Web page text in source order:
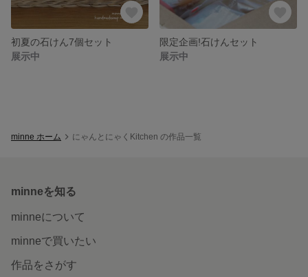
初夏の石けん7個セット
展示中
限定企画!石けんセット
展示中
minne ホーム にゃんとにゃくKitchen の作品一覧
minneを知る
minneについて
minneで買いたい
作品をさがす